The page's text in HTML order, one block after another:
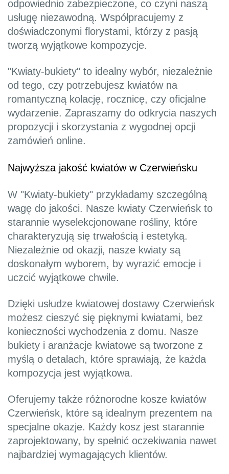
odpowiednio zabezpieczone, co czyni naszą
usługę niezawodną. Współpracujemy z
doświadczonymi florystami, którzy z pasją
tworzą wyjątkowe kompozycje.
"Kwiaty-bukiety" to idealny wybór, niezależnie
od tego, czy potrzebujesz kwiatów na
romantyczną kolację, rocznicę, czy oficjalne
wydarzenie. Zapraszamy do odkrycia naszych
propozycji i skorzystania z wygodnej opcji
zamówień online.
Najwyższa jakość kwiatów w Czerwieńsku
W "Kwiaty-bukiety" przykładamy szczególną
wagę do jakości. Nasze kwiaty Czerwieńsk to
starannie wyselekcjonowane rośliny, które
charakteryzują się trwałością i estetyką.
Niezależnie od okazji, nasze kwiaty są
doskonałym wyborem, by wyrazić emocje i
uczcić wyjątkowe chwile.
Dzięki usłudze kwiatowej dostawy Czerwieńsk
możesz cieszyć się pięknymi kwiatami, bez
konieczności wychodzenia z domu. Nasze
bukiety i aranżacje kwiatowe są tworzone z
myślą o detalach, które sprawiają, że każda
kompozycja jest wyjątkowa.
Oferujemy także różnorodne kosze kwiatów
Czerwieńsk, które są idealnym prezentem na
specjalne okazje. Każdy kosz jest starannie
zaprojektowany, by spełnić oczekiwania nawet
najbardziej wymagających klientów.